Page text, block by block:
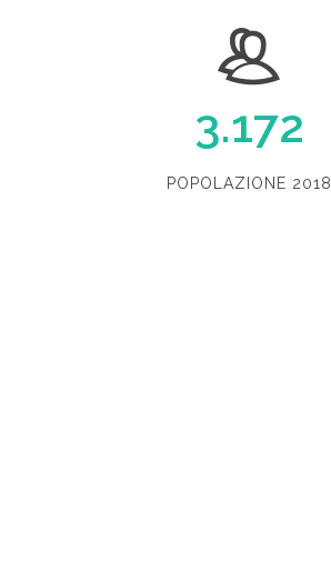
3.172
POPOLAZIONE 2018